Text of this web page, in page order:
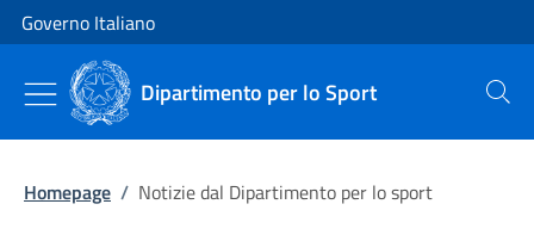
Vai al contenuto
Vai alla navigazione del sito
Governo Italiano
Dipartimento per lo Sport Cerca
Homepage / Notizie dal Dipartimento per lo sport